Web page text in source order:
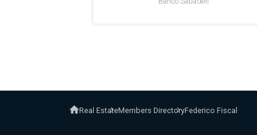
Real EstateMembers DirectoryFederico Fiscal